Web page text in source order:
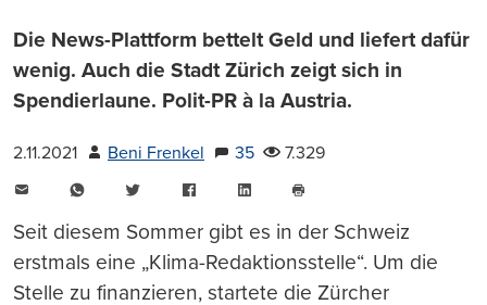
Die News-Plattform bettelt Geld und liefert dafür
wenig. Auch die Stadt Zürich zeigt sich in
Spendierlaune. Polit-PR à la Austria.
2.11.2021 Beni Frenkel 35
7.329
WhatsAppTwitter FacebookLinkedIn
drucken
Seit diesem Sommer gibt es in der Schweiz
erstmals eine „Klima-Redaktionsstelle“. Um die
Stelle zu finanzieren, startete die Zürcher